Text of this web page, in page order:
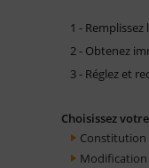
1 -
2 - Obtenez
3 - Réglez et
Choisissez
Constitution
Modification